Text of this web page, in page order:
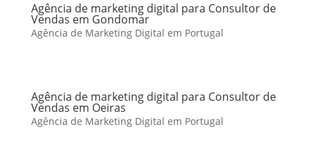
Agência de marketing digital para Consultor de
Vendas em Gondomar
Agência de Marketing Digital em Portugal
Agência de marketing digital para Consultor de
Vendas em Oeiras
Agência de Marketing Digital em Portugal